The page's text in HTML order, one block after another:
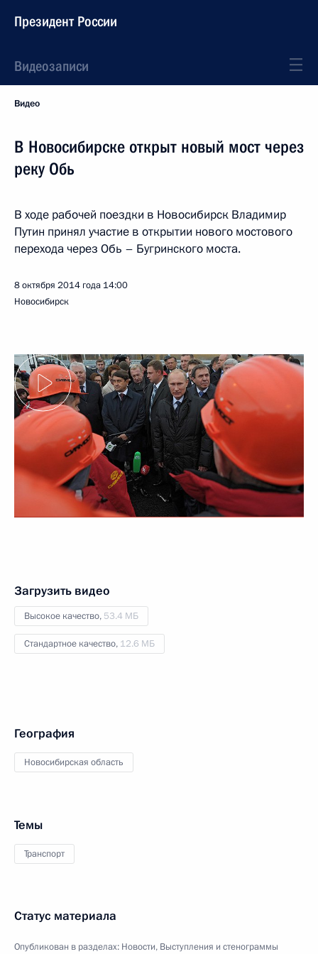
Президент России
Видеозаписи
Видео
В Новосибирске открыт новый мост через
реку Обь
В ходе рабочей поездки в Новосибирск Владимир
Путин принял участие в открытии нового мостового
перехода через Обь – Бугринского моста.
8 октября 2014 года 14:00
Новосибирск
Загрузить видео
Высокое качество, 53.4 МБ
Стандартное качество, 12.6 МБ
География
Новосибирская область
Темы
Транспорт
Статус материала
Опубликован в разделах: Новости, Выступления и стенограммы